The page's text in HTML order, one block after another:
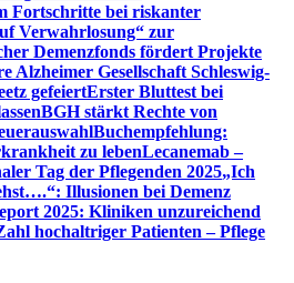
Fortschritte bei riskanter
Verwahrlosung“ zur
Demenzfonds fördert Projekte
Alzheimer Gesellschaft Schleswig-
gefeiertErster Bluttest bei
BGH stärkt Rechte von
Buchempfehlung:
zu lebenLecanemab –
Tag der Pflegenden 2025„Ich
Illusionen bei Demenz
2025: Kliniken unzureichend
hochaltriger Patienten – Pflege